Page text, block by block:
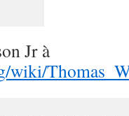
Jr à
wiki/